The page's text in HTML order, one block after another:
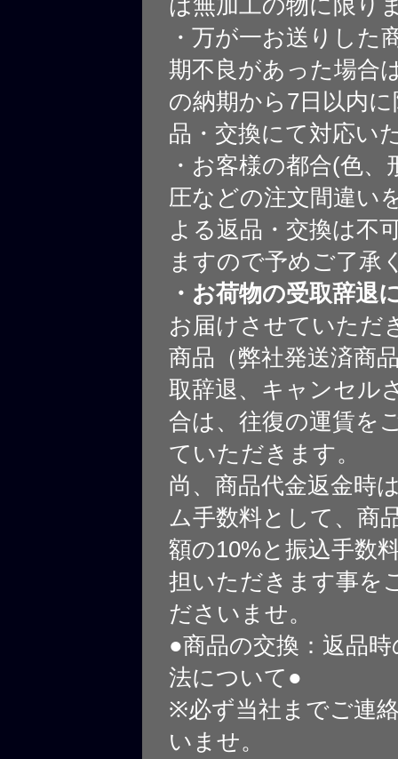
は無加工の物に限り
・万が一お送りした
期不良があった場合
の納期から7日以内
品・交換にて対応い
・お客様の都合(色、
圧などの注文間違い
よる返品・交換は不
ますので予めご了承
・お荷物の受取辞退
お届けさせていただ
商品（弊社発送済商
取辞退、キャンセル
合は、往復の運賃を
ていただきます。
尚、商品代金返金時
ム手数料として、商
額の10%と振込手数
担いただきます事を
ださいませ。
●商品の交換：返品
法について●
※必ず当社までご連
いませ。